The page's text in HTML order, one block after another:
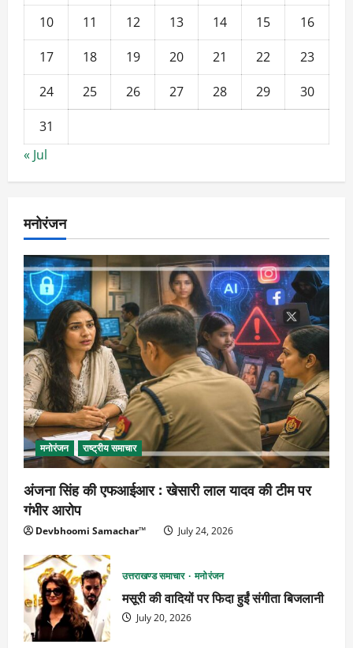
10
11 12 13 14 15
16
17
18 19 20 21 22
23
24
25 26 27 28 29
30
31
« Jul
मनोरंजन
मनोरंजन राष्ट्रीय समाचार
अंजना सिंह की एफआईआर : खेसारी लाल यादव की टीम पर
गंभीर आरोप
Devbhoomi Samachar™ July 24, 2026
उत्तराखण्ड समाचार मनोरंजन
मसूरी की वादियों पर फिदा हुईं संगीता बिजलानी
July 20, 2026